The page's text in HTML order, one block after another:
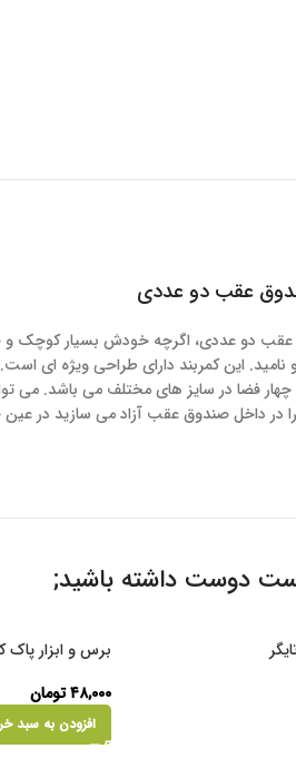
عقب دو عددی
عقب دو عددی، اگرچه خودش بسیار کوچک و
این کمربند دارای طراحی ویژه
فضا در سایز های مختلف می باشد. می
را در داخل صندوق عقب آزاد می سازید در
دوست داشته باشید;
برس و ابزار
۴۸,۰۰۰ تومان
افزودن به سبد